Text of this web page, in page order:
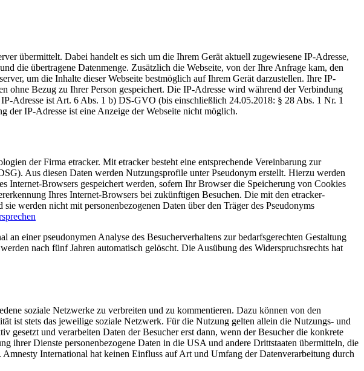
übermittelt. Dabei handelt es sich um die Ihrem Gerät aktuell zugewiesene IP-Adresse,
die übertragene Datenmenge. Zusätzlich die Webseite, von der Ihre Anfrage kam, den
um die Inhalte dieser Webseite bestmöglich auf Ihrem Gerät darzustellen. Ihre IP-
ohne Bezug zu Ihrer Person gespeichert. Die IP-Adresse wird während der Verbindung
Adresse ist Art. 6 Abs. 1 b) DS-GVO (bis einschließlich 24.05.2018: § 28 Abs. 1 Nr. 1
IP-Adresse ist eine Anzeige der Webseite nicht möglich.
der Firma etracker. Mit etracker besteht eine entsprechende Vereinbarung zur
Aus diesen Daten werden Nutzungsprofile unter Pseudonym erstellt. Hierzu werden
Internet-Browsers gespeichert werden, sofern Ihr Browser die Speicherung von Cookies
Ihres Internet-Browsers bei zukünftigen Besuchen. Die mit den etracker-
werden nicht mit personenbezogenen Daten über den Träger des Pseudonyms
einer pseudonymen Analyse des Besucherverhaltens zur bedarfsgerechten Gestaltung
nach fünf Jahren automatisch gelöscht. Die Ausübung des Widerspruchsrechts hat
soziale Netzwerke zu verbreiten und zu kommentieren. Dazu können von den
ist stets das jeweilige soziale Netzwerk. Für die Nutzung gelten allein die Nutzungs- und
und verarbeiten Daten der Besucher erst dann, wenn der Besucher die konkrete
Dienste personenbezogene Daten in die USA und andere Drittstaaten übermitteln, die
International hat keinen Einfluss auf Art und Umfang der Datenverarbeitung durch